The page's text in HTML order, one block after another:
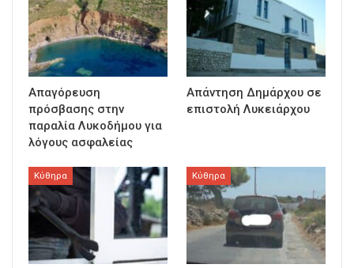
Απαγόρευση
πρόσβασης στην
παραλία Λυκοδήμου για
λόγους ασφαλείας
Απάντηση Δημάρχου σε
επιστολή Λυκειάρχου
Κύθηρα Κύθηρα